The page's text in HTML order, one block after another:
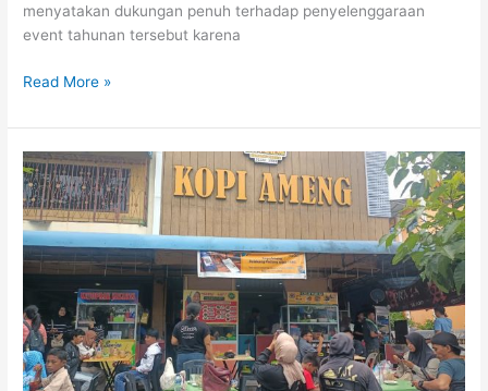
menyatakan dukungan penuh terhadap penyelenggaraan
event tahunan tersebut karena
Read More »
5
Tempat
Sarapan
Enak
di
yang
Selalu
Ramai,
Nomor